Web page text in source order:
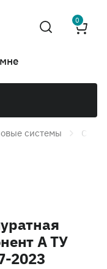
0
системы
А ТУ
2023